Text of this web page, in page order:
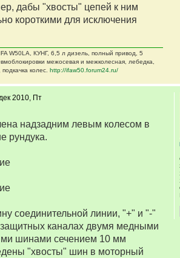
дабы "хвосты" цепей к ним
короткими для исключения
W50LA, КУНГ, 6,5 л дизель, полный привод, 5
межосевая и межколесная, лебедка,
колес. http://ifaw50.forum24.ru/
2010, Пт
надзадним левым колесом в
рундука.
соединительной линии, "+" и "-"
каналах двумя медными
шинами сечением 10 мм
"хвосты" шин в моторный